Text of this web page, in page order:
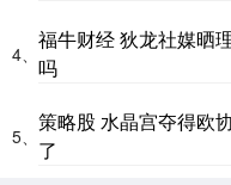
4、
福牛财经 狄龙社媒晒
吗
5、
策略股 水晶宫夺得欧
了